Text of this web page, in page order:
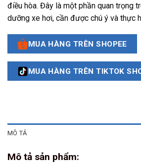
điều hòa. Đây là một phần quan trọng
dưỡng xe hơi, cần được chú ý và thực
MUA HÀNG TRÊN SHOPEE
MUA HÀNG TRÊN TIKTOK
MÔ TẢ
Mô tả sản phẩm: